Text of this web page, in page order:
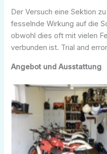
Der Versuch eine Sektion
fesselnde Wirkung auf die
obwohl dies oft mit vielen
verbunden ist. Trial and
Angebot und Ausstattung